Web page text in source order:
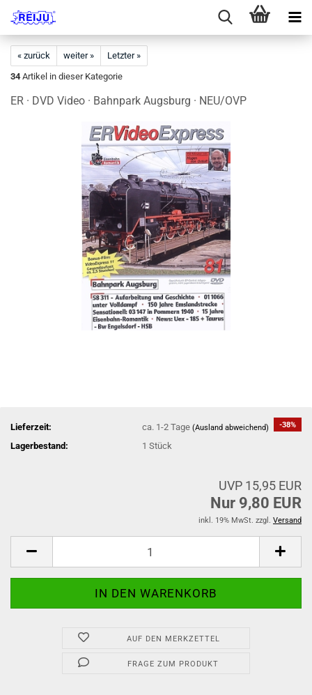
« zurück weiter »
Letzter »
34 Artikel in dieser Kategorie
ER · DVD Video · Bahnpark Augsburg · NEU/OVP
-38%
Lieferzeit: ca. 1-2 Tage(Ausland abweichend)
Lagerbestand: 1Stück
UVP 15,95 EUR
Nur 9,80 EUR
inkl. 19% MwSt. zzgl. Versand
AUF DEN MERKZETTEL
FRAGE ZUM PRODUKT